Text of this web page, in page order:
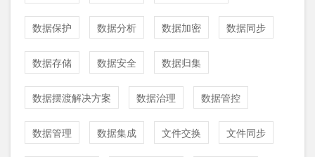
数据保护 数据分析 数据加密 数据同步
数据存储 数据安全 数据归集
数据摆渡解决方案 数据治理 数据管控
数据管理 数据集成 文件交换 文件同步